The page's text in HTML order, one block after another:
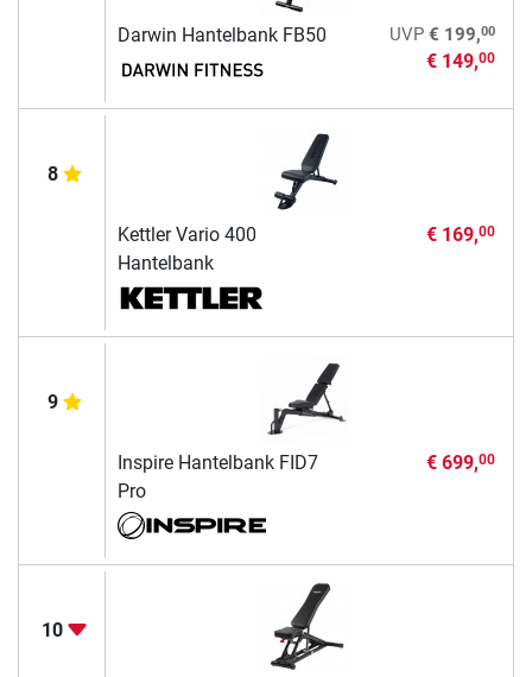
Darwin Hantelbank FB50 UVP € 199,00
€ 149,00
8
Kettler Vario 400
Hantelbank
€ 169,00
9
Inspire Hantelbank FID7
Pro
€ 699,00
10